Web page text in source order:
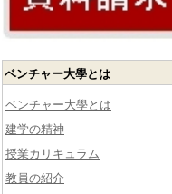
ベンチャー大學とは
ベンチャー大學とは
建学の精神
授業カリキュラム
教員の紹介